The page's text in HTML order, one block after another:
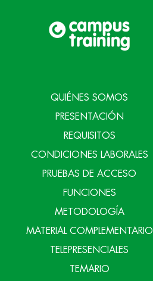
QUIÉNES SOMOS
PRESENTACIÓN
REQUISITOS
CONDICIONES LABORALES
PRUEBAS DE ACCESO
FUNCIONES
METODOLOGÍA
MATERIAL COMPLEMENTARIO
TELEPRESENCIALES
TEMARIO